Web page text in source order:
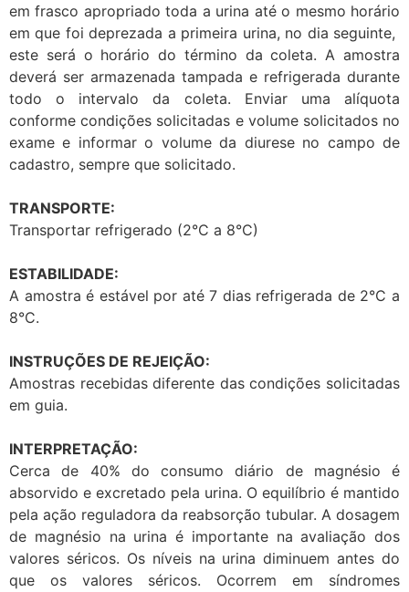
em frasco apropriado toda a urina até o mesmo horário
em que foi deprezada a primeira urina, no dia seguinte,
este será o horário do término da coleta. A amostra
deverá ser armazenada tampada e refrigerada durante
todo o intervalo da coleta. Enviar uma alíquota
conforme condições solicitadas e volume solicitados no
exame e informar o volume da diurese no campo de
cadastro, sempre que solicitado.
TRANSPORTE:
Transportar refrigerado (2°C a 8°C)
ESTABILIDADE:
A amostra é estável por até 7 dias refrigerada de 2°C a
8°C.
INSTRUÇÕES DE REJEIÇÃO:
Amostras recebidas diferente das condições solicitadas
em guia.
INTERPRETAÇÃO:
Cerca de 40% do consumo diário de magnésio é
absorvido e excretado pela urina. O equilíbrio é mantido
pela ação reguladora da reabsorção tubular. A dosagem
de magnésio na urina é importante na avaliação dos
valores séricos. Os níveis na urina diminuem antes do
que os valores séricos. Ocorrem em síndromes